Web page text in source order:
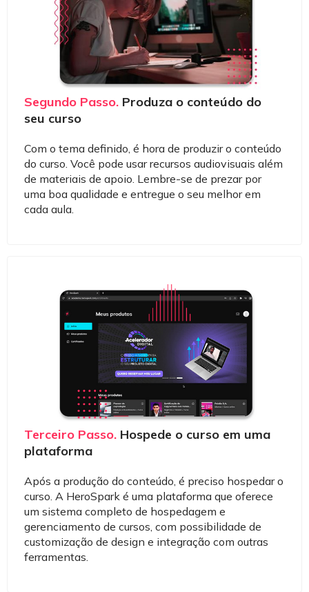
Segundo Passo. Produza o conteúdo do
seu curso
Com o tema definido, é hora de produzir o conteúdo
do curso. Você pode usar recursos audiovisuais além
de materiais de apoio. Lembre-se de prezar por
uma boa qualidade e entregue o seu melhor em
cada aula.
Terceiro Passo. Hospede o curso em uma
plataforma
Após a produção do conteúdo, é preciso hospedar o
curso. A HeroSpark é uma plataforma que oferece
um sistema completo de hospedagem e
gerenciamento de cursos, com possibilidade de
customização de design e integração com outras
ferramentas.